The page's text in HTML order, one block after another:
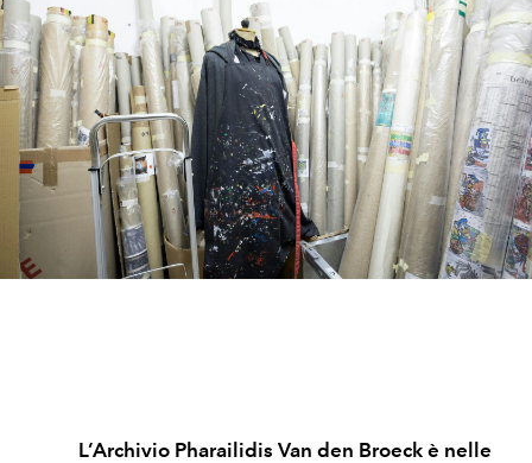
L’Archivio Pharailidis Van den Broeck è nelle